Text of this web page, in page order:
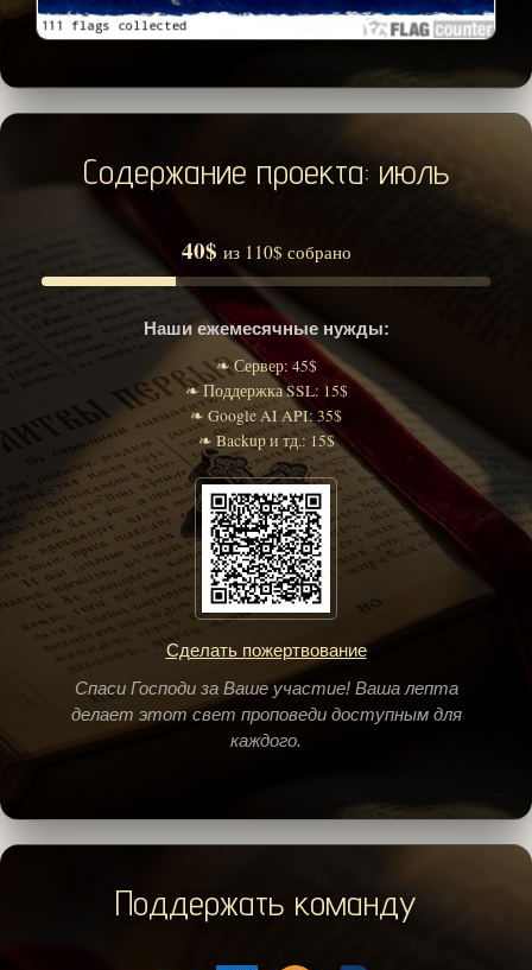
Содержание проекта: июль
40$ из 110$ собрано
Наши ежемесячные нужды:
❧ Сервер: 45$
❧ Поддержка SSL: 15$
❧ Google AI API: 35$
❧ Backup и тд.: 15$
Сделать пожертвование
Спаси Господи за Ваше участие! Ваша лепта
делает этот свет проповеди доступным для
каждого.
Поддержать команду